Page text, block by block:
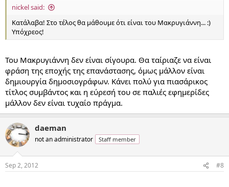
nickel said:
Κατάλαβα! Στο τέλος θα μάθουμε ότι είναι του Μακρυγιάννη... :)
Υπόχρεος!
Του Μακρυγιάννη δεν είναι σίγουρα. Θα ταίριαζε να είναι
φράση της εποχής της επανάστασης, όμως μάλλον είναι
δημιουργία δημοσιογράφων. Κάνει πολύ για πιασάρικος
τίτλος συμβάντος και η εύρεσή του σε παλιές εφημερίδες
μάλλον δεν είναι τυχαίο πράγμα.
daeman
not an administrator Staff member
Sep 2, 2012 #8